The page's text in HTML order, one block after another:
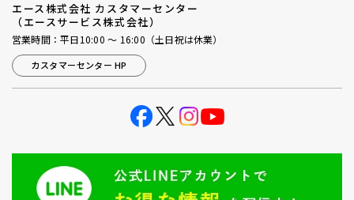
エース株式会社 カスタマーセンター
（エースサービス株式会社）
営業時間：平日10:00 ～ 16:00（土日祝は休業）
カスタマーセンター HP